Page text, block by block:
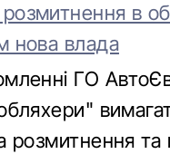
в
нова влада
ГО
розмитнення